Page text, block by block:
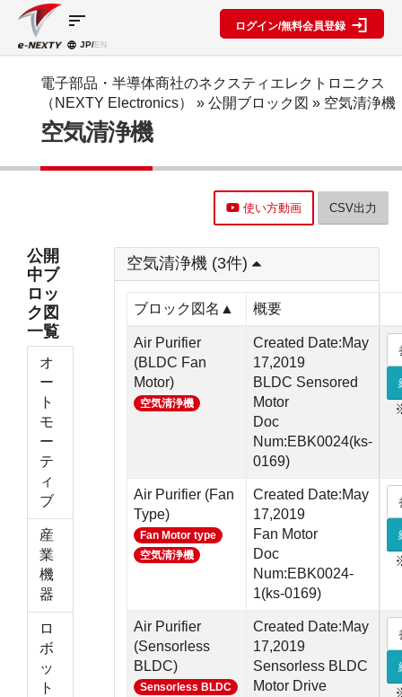
テゴリ
ディスク
水晶部品
機能部品
電源部品
その他部
品
能
RFアン
プ検索
イアグラ
て探す
類似品検
索
搭載メー
ク図
公開ブロ
※会員限
定
SPECIAL
CONTENT
ジーズ
セミナ
ー・イベ
ント
information
(PDF)
e-
NEXTY
概要
e-
NEXTY使
部品検索
ブロック
図編
sort
JP/EN
ログイン/無料会員登録
電子部品・半導体商社のネクスティエレクトロニクス
（NEXTY Electronics）
» 公開ブロック図 » 空気清浄機
空気清浄機
使い方動画 CSV出力
公開
中ブ
ロッ
ク図
一覧
オ
ー
ト
モ
ー
テ
ィ
ブ
産
業
機
器
ロ
ボ
ッ
ト
空気清浄機 (3件)
ブロック図名▲ 概要
Air Purifier
(BLDC Fan
Motor)
空気清浄機
Created Date:May
17,2019
BLDC Sensored
Motor
Doc
Num:EBK0024(ks-
0169)
Air Purifier (Fan
Type)
Fan Motor type
空気清浄機
Created Date:May
17,2019
Fan Motor
Doc
Num:EBK0024-
1(ks-0169)
Air Purifier
(Sensorless
BLDC)
Sensorless BLDC
Created Date:May
17,2019
Sensorless BLDC
Motor Drive